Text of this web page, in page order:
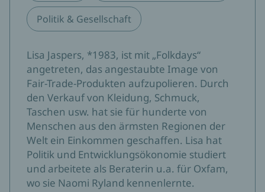
Politik & Gesellschaft
Lisa Jaspers, *1983, ist mit „Folkdays“
angetreten, das angestaubte Image von
Fair-Trade-Produkten aufzupolieren. Durch
den Verkauf von Kleidung, Schmuck,
Taschen usw. hat sie für hunderte von
Menschen aus den ärmsten Regionen der
Welt ein Einkommen geschaffen. Lisa hat
Politik und Entwicklungsökonomie studiert
und arbeitete als Beraterin u.a. für Oxfam,
wo sie Naomi Ryland kennenlernte.